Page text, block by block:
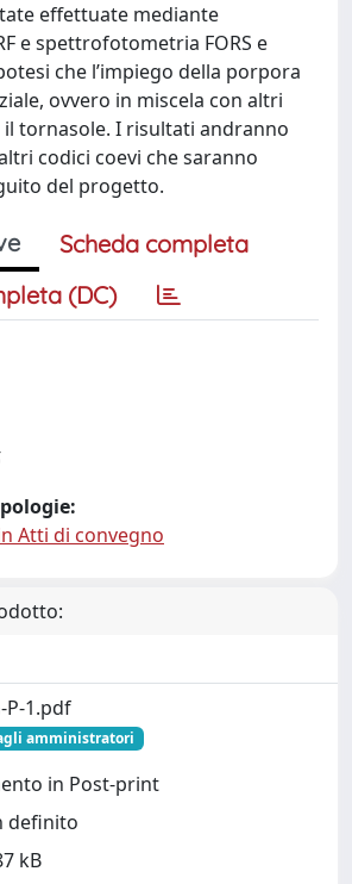
effettuate mediante
e spettrofotometria FORS e
che l’impiego della porpora
ovvero in miscela con altri
tornasole. I risultati andranno
codici coevi che saranno
del progetto.
Scheda completa
(DC)
Atti di convegno
P-1.pdf
amministratori
in Post-print
definito
kB